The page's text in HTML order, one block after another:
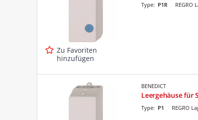
Zu Favoriten
hinzufügen
REGRO
Type: P1R
BENEDICT
Leergehäuse für
REGRO
Type: P1